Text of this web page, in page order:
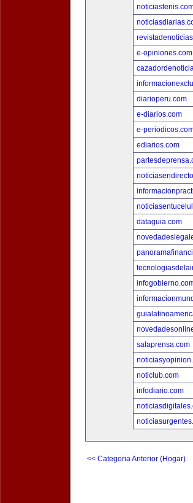
e-opiniones.com
diarioperu.com
e-diarios.com
e-
ediarios.com
dataguia.com
salaprensa.com
noticlub.com
infodiario.com
<< Categoria Anterior (Hogar)